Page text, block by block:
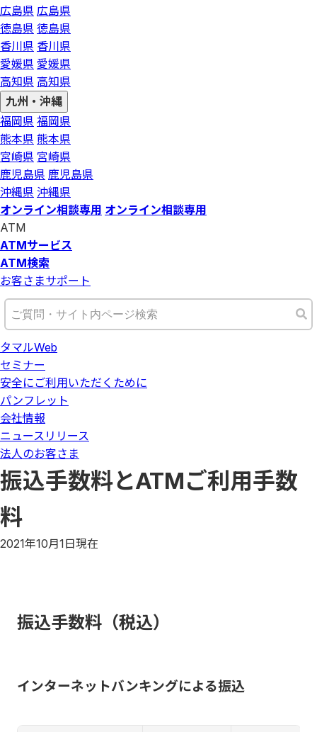
広島県 広島県
徳島県 徳島県
香川県 香川県
愛媛県 愛媛県
高知県 高知県
九州・沖縄
福岡県 福岡県
熊本県 熊本県
宮崎県 宮崎県
鹿児島県 鹿児島県
沖縄県 沖縄県
オンライン相談専用 オンライン相談専用
ATM
ATMサービス
ATM検索
お客さまサポート
タマルWeb
セミナー
安全にご利用いただくために
パンフレット
会社情報
ニュースリリース
法人のお客さま
振込手数料とATMご利用手数
料
2021年10月1日現在
振込手数料（税込）
インターネットバンキングによる振込